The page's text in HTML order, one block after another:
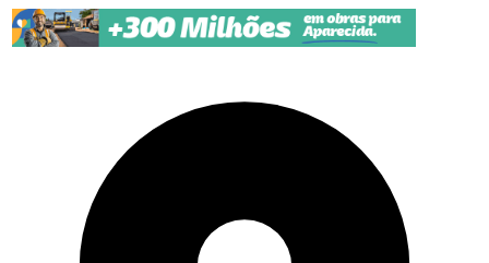
Pular para o conteúdo